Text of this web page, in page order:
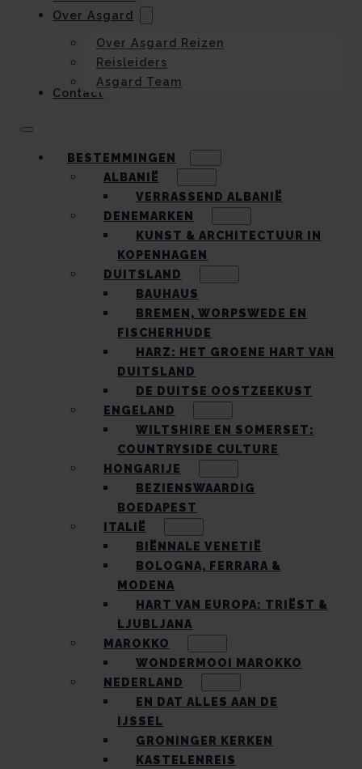
Over Asgard
Over Asgard Reizen
Reisleiders
Asgard Team
Contact
BESTEMMINGEN
ALBANIË
VERRASSEND ALBANIË
DENEMARKEN
KUNST & ARCHITECTUUR IN
KOPENHAGEN
DUITSLAND
BAUHAUS
BREMEN, WORPSWEDE EN
FISCHERHUDE
HARZ: HET GROENE HART VAN
DUITSLAND
DE DUITSE OOSTZEEKUST
ENGELAND
WILTSHIRE EN SOMERSET:
COUNTRYSIDE CULTURE
HONGARIJE
BEZIENSWAARDIG
BOEDAPEST
ITALIË
BIËNNALE VENETIË
BOLOGNA, FERRARA &
MODENA
HART VAN EUROPA: TRIËST &
LJUBLJANA
MAROKKO
WONDERMOOI MAROKKO
NEDERLAND
EN DAT ALLES AAN DE
IJSSEL
GRONINGER KERKEN
KASTELENREIS